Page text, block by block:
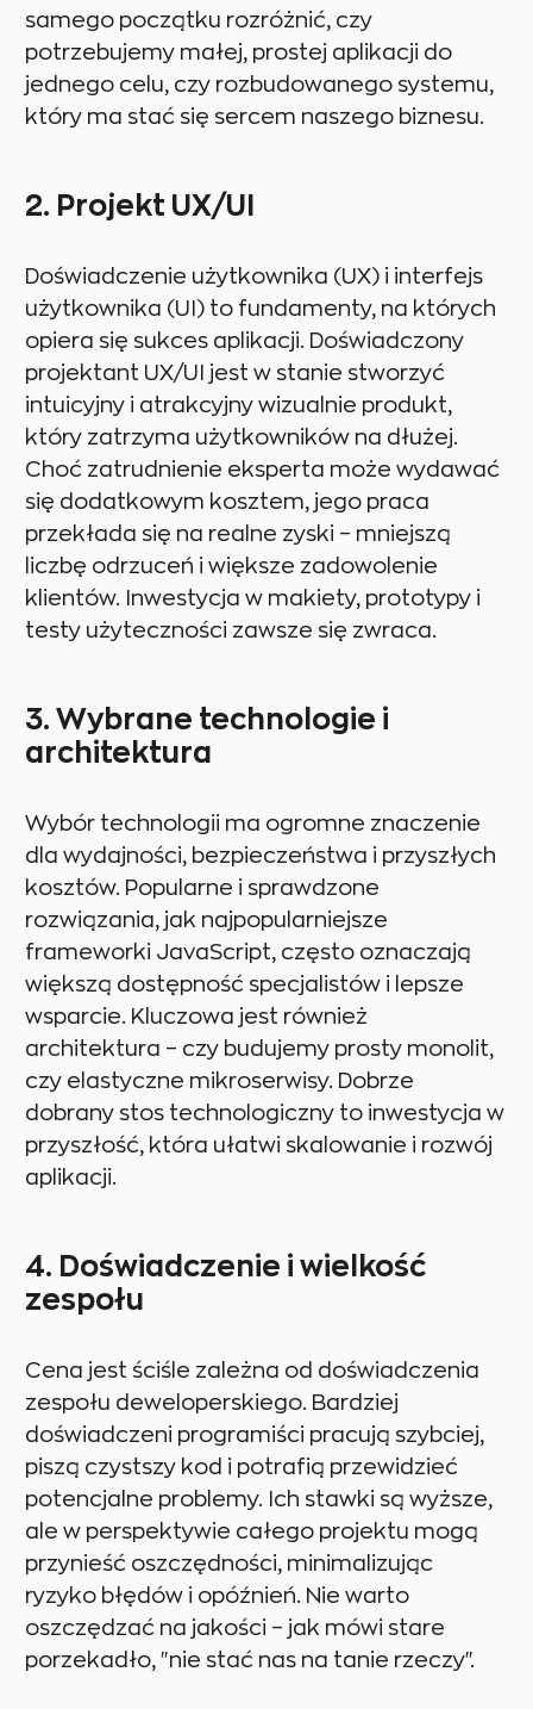
samego początku rozróżnić, czy
potrzebujemy małej, prostej aplikacji do
jednego celu, czy rozbudowanego systemu,
który ma stać się sercem naszego biznesu.
2. Projekt UX/UI
Doświadczenie użytkownika (UX) i interfejs
użytkownika (UI) to fundamenty, na których
opiera się sukces aplikacji. Doświadczony
projektant UX/UI jest w stanie stworzyć
intuicyjny i atrakcyjny wizualnie produkt,
który zatrzyma użytkowników na dłużej.
Choć zatrudnienie eksperta może wydawać
się dodatkowym kosztem, jego praca
przekłada się na realne zyski – mniejszą
liczbę odrzuceń i większe zadowolenie
klientów. Inwestycja w makiety, prototypy i
testy użyteczności zawsze się zwraca.
3. Wybrane technologie i
architektura
Wybór technologii ma ogromne znaczenie
dla wydajności, bezpieczeństwa i przyszłych
kosztów. Popularne i sprawdzone
rozwiązania, jak najpopularniejsze
frameworki JavaScript, często oznaczają
większą dostępność specjalistów i lepsze
wsparcie. Kluczowa jest również
architektura – czy budujemy prosty monolit,
czy elastyczne mikroserwisy. Dobrze
dobrany stos technologiczny to inwestycja w
przyszłość, która ułatwi skalowanie i rozwój
aplikacji.
4. Doświadczenie i wielkość
zespołu
Cena jest ściśle zależna od doświadczenia
zespołu deweloperskiego. Bardziej
doświadczeni programiści pracują szybciej,
piszą czystszy kod i potrafią przewidzieć
potencjalne problemy. Ich stawki są wyższe,
ale w perspektywie całego projektu mogą
przynieść oszczędności, minimalizując
ryzyko błędów i opóźnień. Nie warto
oszczędzać na jakości – jak mówi stare
porzekadło, "nie stać nas na tanie rzeczy".